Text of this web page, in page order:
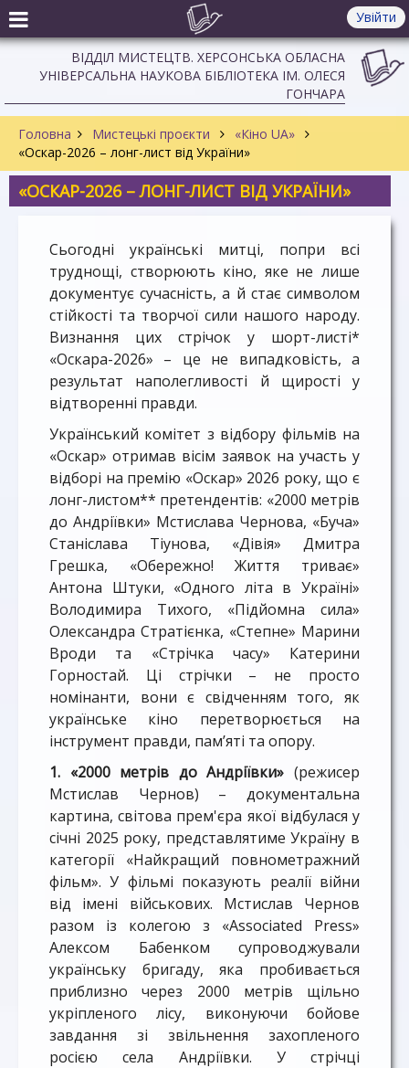
Увійти
ВІДДІЛ МИСТЕЦТВ. ХЕРСОНСЬКА ОБЛАСНА
УНІВЕРСАЛЬНА НАУКОВА БІБЛІОТЕКА ІМ. ОЛЕСЯ
ГОНЧАРА
Головна Мистецькі проєкти
«Кіно UA»
«Оскар-2026 – лонг-лист від України»
«ОСКАР-2026 – ЛОНГ-ЛИСТ ВІД УКРАЇНИ»
Сьогодні українські митці, попри всі
труднощі, створюють кіно, яке не лише
документує сучасність, а й стає символом
стійкості та творчої сили нашого народу.
Визнання цих стрічок у шорт-листі*
«Оскара-2026» – це не випадковість, а
результат наполегливості й щирості у
відтворенні правди.
Український комітет з відбору фільмів на
«Оскар» отримав вісім заявок на участь у
відборі на премію «Оскар» 2026 року, що є
лонг-листом** претендентів: «2000 метрів
до Андріївки» Мстислава Чернова, «Буча»
Станіслава Тіунова, «Дівія» Дмитра
Грешка, «Обережно! Життя триває»
Антона Штуки, «Одного літа в Україні»
Володимира Тихого, «Підйомна сила»
Олександра Стратієнка, «Степне» Марини
Вроди та «Стрічка часу» Катерини
Горностай. Ці стрічки – не просто
номінанти, вони є свідченням того, як
українське кіно перетворюється на
інструмент правди, пам’яті та опору.
1. «2000 метрів до Андріївки»(режисер
Мстислав Чернов) – документальна
картина, світова прем'єра якої відбулася у
січні 2025 року, представлятиме Україну в
категорії «Найкращий повнометражний
фільм». У фільмі показують реалії війни
від імені військових. Мстислав Чернов
разом із колегою з «Associated Press»
Алексом Бабенком супроводжували
українську бригаду, яка пробивається
приблизно через 2000 метрів щільно
укріпленого лісу, виконуючи бойове
завдання зі звільнення захопленого
росією села Андріївки. У стрічці